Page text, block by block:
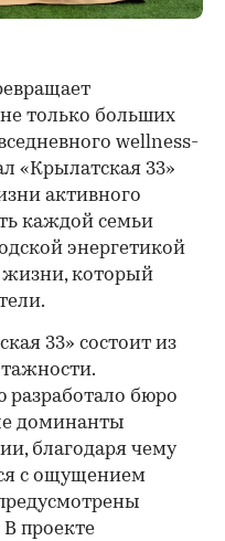
только больших
wellness-
«Крылатская 33»
активного
каждой семьи
энергетикой
жизни, который
33» состоит из
бюро
доминанты
благодаря чему
с ощущением
проекте